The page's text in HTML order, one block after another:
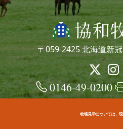
〒059-2425 北海道新
0146-49-0200
牧場見学については、